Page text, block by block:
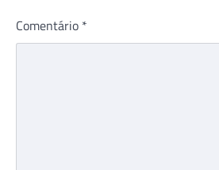
Comentário *